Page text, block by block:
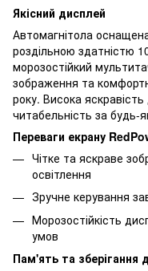
Якісний дисплей
Автомагнітола
роздільною здатністю
морозостійкий
зображення та
року. Висока
читабельність за будь-
Переваги екрану
Чітке та яскраве
освітлення
Зручне керування
Морозостійкість
умов
Пам'ять та зберігання